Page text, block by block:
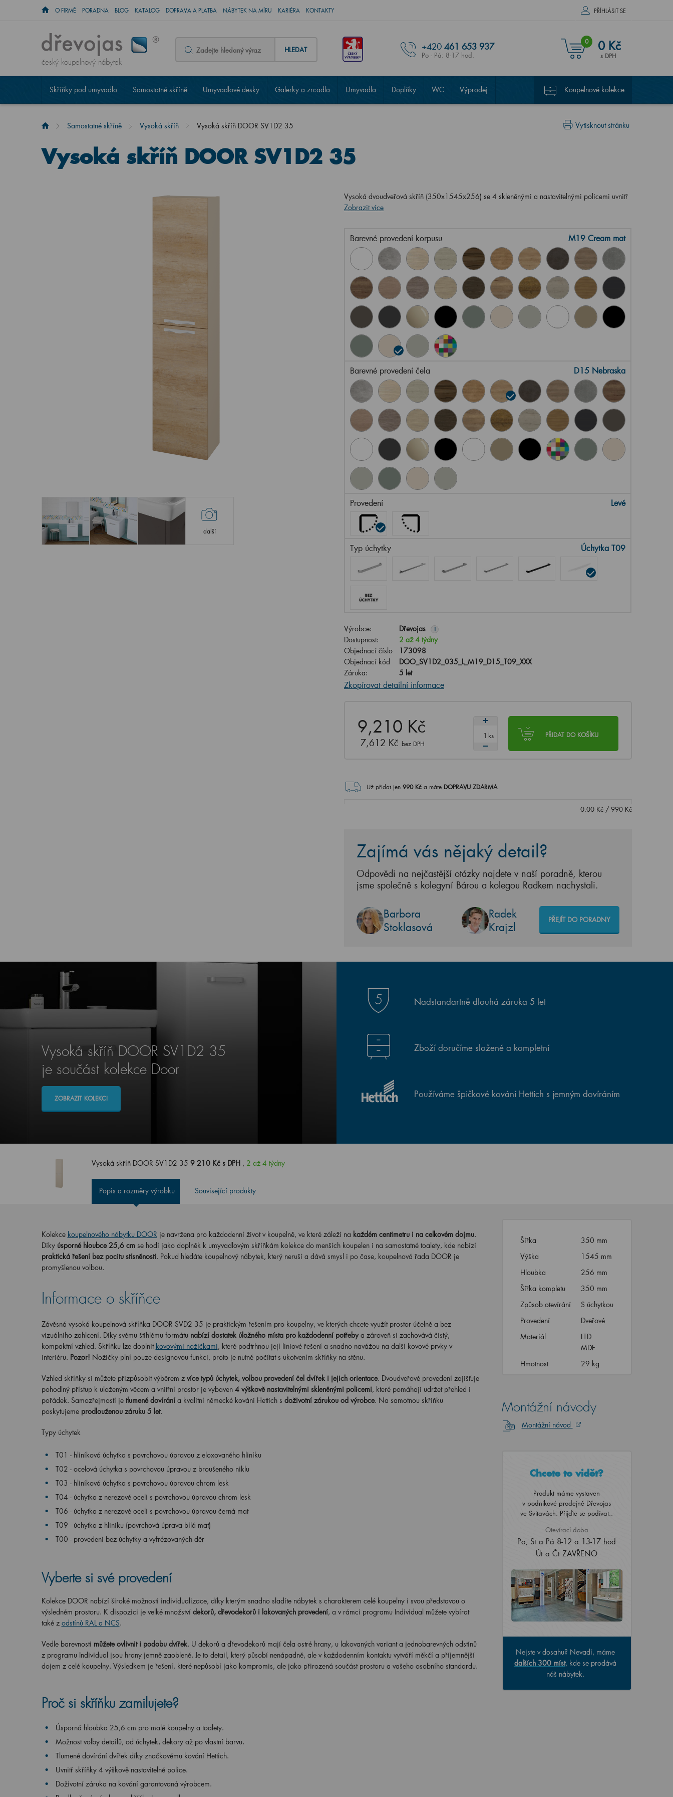
O FIRMĚ PORADNA BLOG KATALOG DOPRAVA A PLATBA NÁBYTEK NA MÍRU KARIÉRA KONTAKTY PŘÍHLÁSIT SE
český koupelnový nábytek
HLEDAT +420 461 653 937
Po - Pá: 8-17 hod.
0 0 Kč
s DPH
Skříňky pod umyvadlo Samostatné skříně Umyvadlové desky Galerky a zrcadla Umyvadla Doplňky WC Výprodej Koupelnové kolekce
Vytisknout stránku
Samostatné skříně Vysoká skříň Vysoká skříň DOOR SV1D2 35
Vysoká skříň DOOR SV1D2 35
další
Vysoká dvoudveřová skříň (350x1545x256) se 4 skleněnými a nastavitelnými policemi uvnitř
Zobrazit více
Barevné provedení korpusu M19 Cream mat
Barevné provedení čela D15 Nebraska
Provedení Levé
Typ úchytky Úchytka T09
Výrobce: Dřevojas i
Dostupnost:
2 až 4 týdny
Objednací číslo
173098
Objednací kód
DOO_SV1D2_035_L_M19_D15_T09_XXX
Záruka:
5 let
Zkopírovat detailní informace
9,210 Kč
7,612 Kč bez DPH
PŘIDAT DO KOŠÍKU
ks
Už přidat jen 990Kč a máte DOPRAVU ZDARMA.
0.00Kč/ 990Kč
Zajímá vás nějaký detail?
Odpovědi na nejčastější otázky najdete v naší poradně, kterou
jsme společně s kolegyní Bárou a kolegou Radkem nachystali.
Barbora
Stoklasová
Radek
Krajzl
PŘEJÍT DO PORADNY
Vysoká skříň DOOR SV1D2 35
je součást kolekce Door
ZOBRAZIT KOLEKCI
Nadstandartně dlouhá záruka 5 let
Zboží doručíme složené a kompletní
Používáme špičkové kování Hettich s jemným dovíráním
Vysoká skříň DOOR SV1D2 359 210 Kč s DPH , 2 až 4 týdny
Popis a rozměry výrobku Související produkty
Kolekce koupelnového nábytku DOOR je navržena pro každodenní život v koupelně, ve které záleží na každém centimetru i na celkovém dojmu.
Díky úsporné hloubce 25,6 cmse hodí jako doplněk k umyvadlovým skříňkám kolekce do menších koupelen i na samostatné toalety, kde nabízí
praktická řešení bez pocitu stísněnosti. Pokud hledáte koupelnový nábytek, který neruší a dává smysl i po čase, koupelnová řada DOOR je
promyšlenou volbou.
Informace o skříňce
Závěsná vysoká koupelnová skříňka DOOR SVD2 35 je praktickým řešením pro koupelny, ve kterých chcete využít prostor účelně a bez
vizuálního zahlcení. Díky svému štíhlému formátu nabízí dostatek úložného místa pro každodenní potřebya zároveň si zachovává čistý,
kompaktní vzhled. Skříňku lze doplnit kovovými nožičkami, které podtrhnou její liniové řešení a snadno navážou na další kovové prvky v
interiéru. Pozor! Nožičky plní pouze designovou funkci, proto je nutné počítat s ukotvením skříňky na stěnu.
Vzhled skříňky si můžete přizpůsobit výběrem z více typů úchytek, volbou provedení čel dvířek i jejich orientace. Dvoudveřové provedení zajišťuje
pohodlný přístup k uloženým věcem a vnitřní prostor je vybaven 4 výškově nastavitelnými skleněnými policemi, které pomáhají udržet přehled i
pořádek. Samozřejmostí je tlumené dovíránía kvalitní německé kování Hettich s doživotní zárukou od výrobce. Na samotnou skříňku
poskytujeme prodlouženou záruku 5 let.
Typy úchytek
T01 - hliníková úchytka s povrchovou úpravou z eloxovaného hliníku
T02 - ocelová úchytka s povrchovou úpravou z broušeného niklu
T03 - hliníková úchytka s povrchovou úpravou chrom lesk
T04 - úchytka z nerezové oceli s povrchovou úpravou chrom lesk
T06 - úchytka z nerezové oceli s povrchovou úpravou černá mat
T09 - úchytka z hliníku (povrchová úprava bílá mat)
T00 - provedení bez úchytky a vyfrézovaných děr
Vyberte si své provedení
Kolekce DOOR nabízí široké možnosti individualizace, díky kterým snadno sladíte nábytek s charakterem celé koupelny i svou představou o
výsledném prostoru. K dispozici je velké množství dekorů, dřevodekorů i lakovaných provedení, a v rámci programu Individual můžete vybírat
také z odstínů RAL a NCS.
Vedle barevnosti můžete ovlivnit i podobu dvířek. U dekorů a dřevodekorů mají čela ostré hrany, u lakovaných variant a jednobarevných odstínů
z programu Individual jsou hrany jemně zaoblené. Je to detail, který působí nenápadně, ale v každodenním kontaktu vytváří měkčí a příjemnější
dojem z celé koupelny. Výsledkem je řešení, které nepůsobí jako kompromis, ale jako přirozená součást prostoru a vašeho osobního standardu.
Proč si skříňku zamilujete?
Úsporná hloubka 25,6 cm pro malé koupelny a toalety.
Možnost volby detailů, od úchytek, dekory až po vlastní barvu.
Tlumené dovírání dvířek díky značkovému kování Hettich.
Uvnitř skříňky 4 výškově nastavitelné police.
Doživotní záruka na kování garantovaná výrobcem.
Šířka
350 mm
Výška
1545 mm
Hloubka
256 mm
Šířka kompletu
350 mm
Způsob otevírání
S úchytkou
Provedení
Dveřové
Materiál
LTD
MDF
Hmotnost
29 kg
Montážní návody
Montážní návod
Chcete to vidět?
Produkt máme vystaven
v podnikové prodejně Dřevojas
ve Svitavách. Přijďte se podívat..
Otevírací doba
Po, St a Pá 8-12 a 13-17 hod
Út a Čt ZAVŘENO
Nejste v dosahu? Nevadí, máme
dalších 300 míst, kde se prodává
náš nábytek.